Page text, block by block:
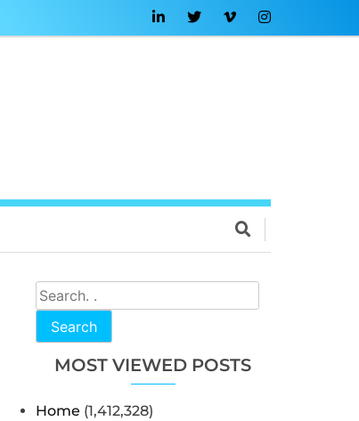
Search
MOST VIEWED POSTS
Home (1,412,328)